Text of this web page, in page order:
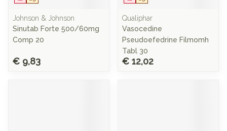
Johnson & Johnson
Sinutab Forte 500/60mg
Comp 20
€ 9,83
Qualiphar
Vasocedine
Pseudoefedrine Filmomh
Tabl 30
€ 12,02